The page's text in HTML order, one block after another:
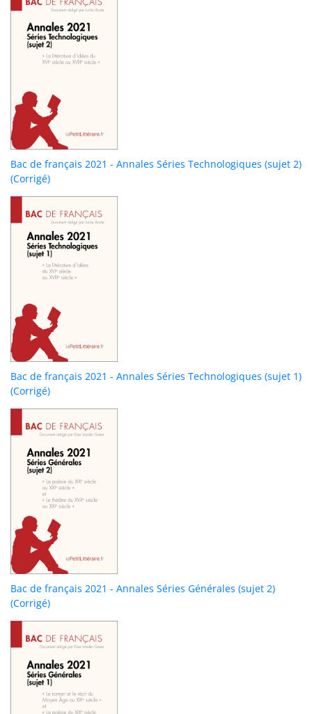
Bac de français 2021 - Annales Séries Technologiques (sujet 2)
(Corrigé)
Bac de français 2021 - Annales Séries Technologiques (sujet 1)
(Corrigé)
Bac de français 2021 - Annales Séries Générales (sujet 2)
(Corrigé)